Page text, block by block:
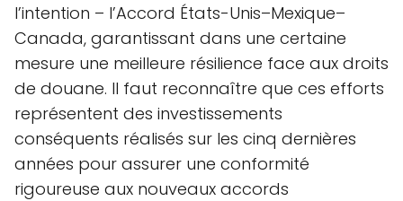
l’intention – l’Accord États-Unis–Mexique–
Canada, garantissant dans une certaine
mesure une meilleure résilience face aux droits
de douane. Il faut reconnaître que ces efforts
représentent des investissements
conséquents réalisés sur les cinq dernières
années pour assurer une conformité
rigoureuse aux nouveaux accords